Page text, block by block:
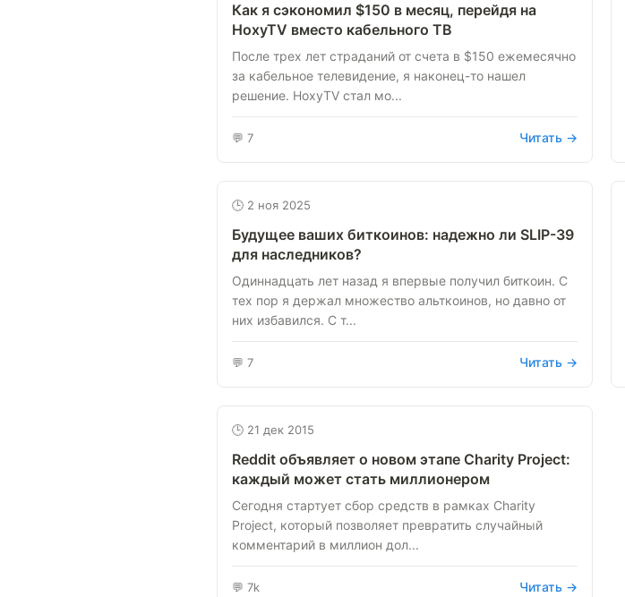
Как я сэкономил $150 в месяц, перейдя на
HoxyTV вместо кабельного ТВ
После трех лет страданий от счета в $150 ежемесячно
за кабельное телевидение, я наконец-то нашел
решение. HoxyTV стал мо...
💬 7 Читать →
🕒 2 ноя 2025
Будущее ваших биткоинов: надежно ли SLIP-39
для наследников?
Одиннадцать лет назад я впервые получил биткоин. С
тех пор я держал множество альткоинов, но давно от
них избавился. С т...
💬 7 Читать →
🕒 21 дек 2015
Reddit объявляет о новом этапе Charity Project:
каждый может стать миллионером
Сегодня стартует сбор средств в рамках Charity
Project, который позволяет превратить случайный
комментарий в миллион дол...
💬 7k Читать →